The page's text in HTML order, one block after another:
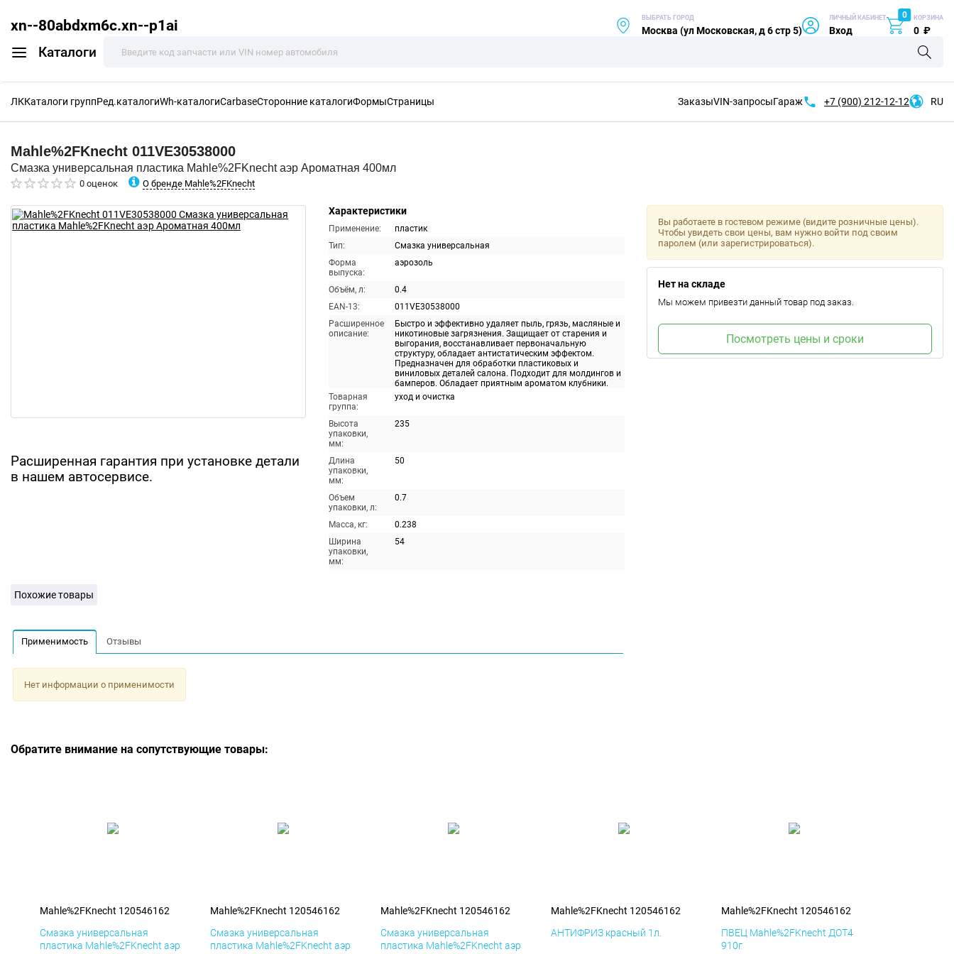
xn--80abdxm6c.xn--p1ai
Каталоги
ВЫБРАТЬ ГОРОД
Москва (ул Московская, д 6 стр 5)
ЛИЧНЫЙ КАБИНЕТ
Вход
0 КОРЗИНА
0 ₽
ЛККаталоги группРед.каталогиWh-каталогиCarbaseСторонние каталогиФормыСтраницы ЗаказыVIN-запросыГараж +7 (900) 212-12-12 RU
Mahle%2FKnecht 011VE30538000
Смазка универсальная пластика Mahle%2FKnecht аэр Ароматная 400мл
0 оценок О бренде Mahle%2FKnecht
Расширенная гарантия при установке детали
в нашем автосервисе.
Характеристики
Применение:
пластик
Тип:
Смазка универсальная
Форма
выпуска:
аэрозоль
Объём, л:
0.4
EAN-13:
011VE30538000
Расширенное
описание:
Быстро и эффективно удаляет пыль, грязь, масляные и
никотиновые загрязнения. Защищает от старения и
выгорания, восстанавливает первоначальную
структуру, обладает антистатическим эффектом.
Предназначен для обработки пластиковых и
виниловых деталей салона. Подходит для молдингов и
бамперов. Обладает приятным ароматом клубники.
Товарная
группа:
уход и очистка
Высота
упаковки,
мм:
235
Длина
упаковки,
мм:
50
Объем
упаковки, л:
0.7
Масса, кг:
0.238
Ширина
упаковки,
мм:
54
Вы работаете в гостевом режиме (видите розничные цены).
Чтобы увидеть свои цены, вам нужно войти под своим
паролем (или зарегистрироваться).
Нет на складе
Мы можем привезти данный товар под заказ.
Посмотреть цены и сроки
Похожие товары
Применимость Отзывы
Нет информации о применимости
Обратите внимание на сопутствующие товары:
Mahle%2FKnecht 120546162
Смазка универсальная
пластика Mahle%2FKnecht аэр
Mahle%2FKnecht 120546162
Смазка универсальная
пластика Mahle%2FKnecht аэр
Mahle%2FKnecht 120546162
Смазка универсальная
пластика Mahle%2FKnecht аэр
Mahle%2FKnecht 120546162
АНТИФРИЗ красный 1л.
Mahle%2FKnecht 120546162
ПВЕЦ Mahle%2FKnecht ДОТ4
910г